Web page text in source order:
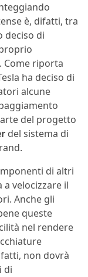
è, difatti, tra
deciso di
Come riporta
ha deciso di
alcune
del progetto
del sistema di
di altri
a velocizzare il
Anche gli
queste
nel rendere
non dovrà
di